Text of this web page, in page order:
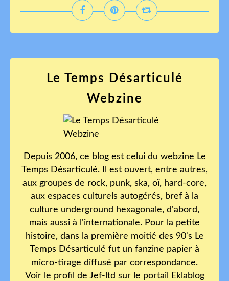
Le Temps Désarticulé
Webzine
Depuis 2006, ce blog est celui du webzine Le
Temps Désarticulé. Il est ouvert, entre autres,
aux groupes de rock, punk, ska, oï, hard-core,
aux espaces culturels autogérés, bref à la
culture underground hexagonale, d'abord,
mais aussi à l'internationale. Pour la petite
histoire, dans la première moitié des 90's Le
Temps Désarticulé fut un fanzine papier à
micro-tirage diffusé par correspondance.
Voir le profil de Jef-ltd sur le portail Eklablog